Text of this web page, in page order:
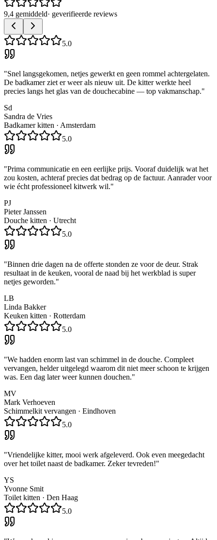
9,4 gemiddeld· geverifieerde reviews
5.0
"Snel langsgekomen, netjes gewerkt en geen rommel achtergelaten.
De badkamer ziet er weer als nieuw uit. De kitter werkte heel
precies langs het glas van de douchecabine — top vakmanschap."
Sd
Sandra de Vries
Badkamer kitten · Amsterdam
5.0
"Prima communicatie en een eerlijke prijs. Vooraf duidelijk wat het
zou kosten, achteraf precies dat bedrag op de factuur. Aanrader voor
wie écht professioneel kitwerk wil."
PJ
Pieter Janssen
Douche kitten · Utrecht
5.0
"Binnen drie dagen na de offerte stonden ze voor de deur. Strak
resultaat in de keuken, vooral de naad bij het werkblad is super
netjes geworden."
LB
Linda Bakker
Keuken kitten · Rotterdam
5.0
"We hadden enorm last van schimmel in de douche. Compleet
vervangen, helder uitgelegd waarom dit niet meer schoon te krijgen
was. Een dag later weer kunnen douchen."
MV
Mark Verhoeven
Schimmelkit vervangen · Eindhoven
5.0
"Vriendelijke kitter, mooi werk afgeleverd. Ook even meegedacht
over het toilet naast de badkamer. Zeker tevreden!"
YS
Yvonne Smit
Toilet kitten · Den Haag
5.0